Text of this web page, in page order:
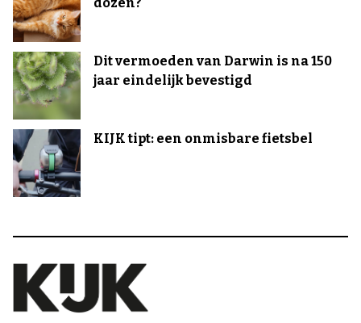
Dit vermoeden van Darwin is na 150
jaar eindelijk bevestigd
KIJK tipt: een onmisbare fietsbel